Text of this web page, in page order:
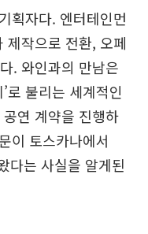
획자다. 엔터테인먼
제작으로 전환, 오페
. 와인과의 만남은
로 불리는 세계적인
연 계약을 진행하
이 토스카나에서
다는 사실을 알게된